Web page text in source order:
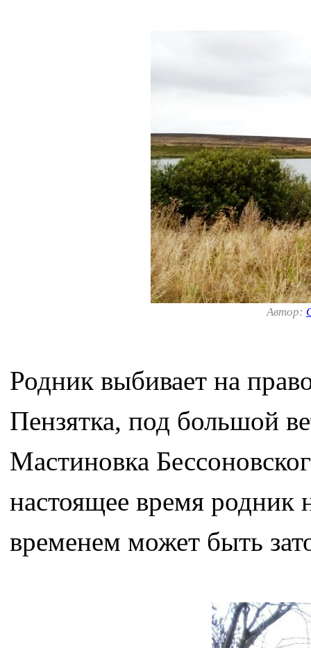
Автор:
Родник выбивает на
Пензятка, под большой
Мастиновка
настоящее время родник
временем может быть